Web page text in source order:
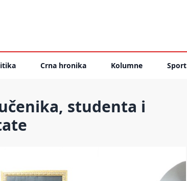
Crna hronika Kolumne Sport
studenta i